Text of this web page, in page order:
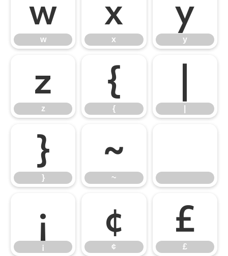
w
w
x
x
y
y
z
z
{
{
|
}
}
~
~
¡
¡
¢
¢
£
£